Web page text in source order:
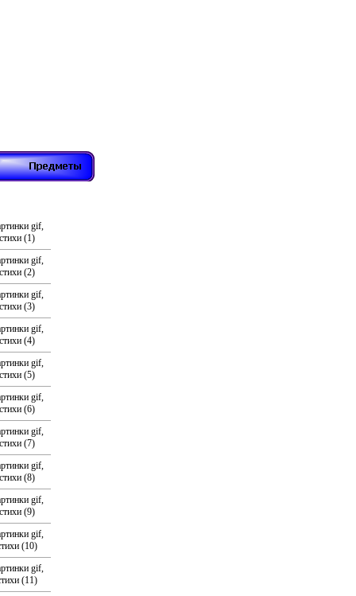
gif,
стихи (1)
gif,
стихи (2)
gif,
стихи (3)
gif,
стихи (4)
gif,
стихи (5)
gif,
стихи (6)
gif,
стихи (7)
gif,
стихи (8)
gif,
стихи (9)
gif,
(10)
gif,
(11)